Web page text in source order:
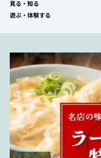
見る・知る
遊ぶ・体験する